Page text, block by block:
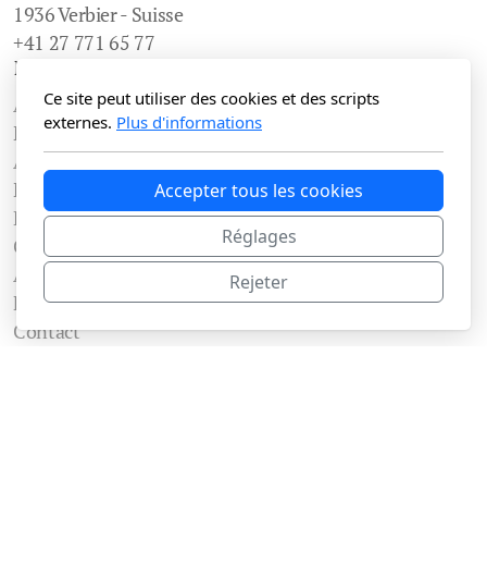
1936 Verbier - Suisse
+41 27 771 65 77
Menu principal
Accueil
Nos chambres
Appartement
Nos services
Restaurant
Galerie photos
Accès
FAQ
Contact
Ce site peut utiliser des cookies et des scripts
externes. Plus d'informations
Accepter tous les cookies
Réglages
Rejeter